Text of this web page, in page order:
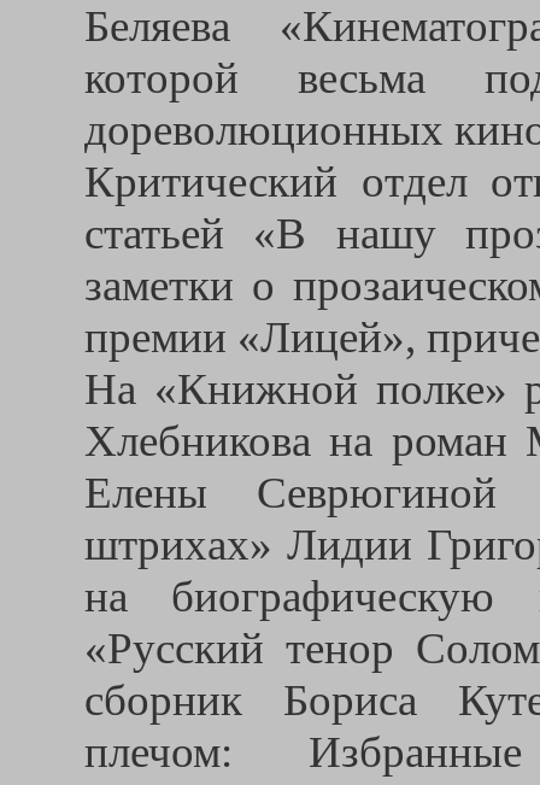
Беляева
которой весьма
дореволюционных
Критический отдел
статьей «В нашу
заметки о
премии «Лицей»,
На «Книжной полке»
Хлебникова на роман
Елены
штрихах» Лидии
на
«Русский тенор
сборник Бориса
плечом: